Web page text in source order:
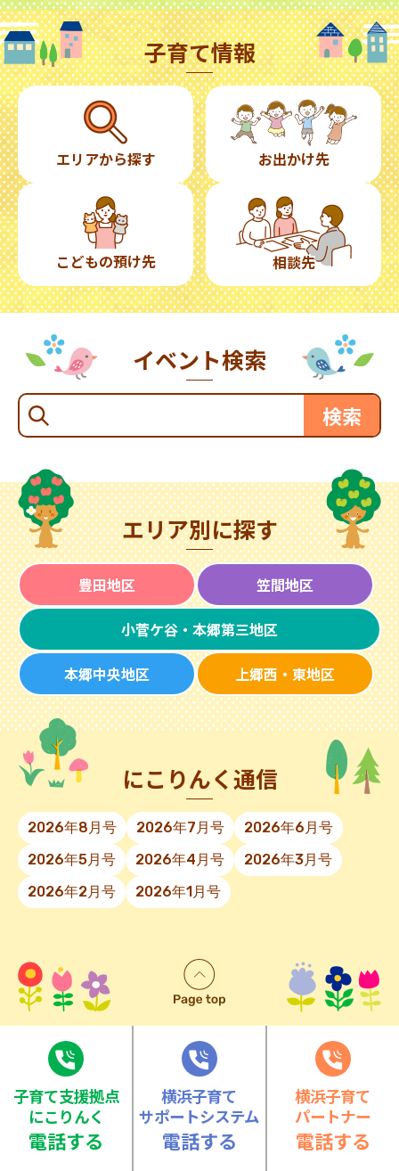
子育て情報
エリアから探す お出かけ先
こどもの預け先 相談先
イベント検索
エリア別に探す
豊田地区 笠間地区
小菅ケ谷・本郷第三地区
本郷中央地区 上郷西・東地区
にこりんく通信
2026年8月号 2026年7月号
2026年6月号
2026年5月号
2026年4月号
2026年3月号
2026年2月号
2026年1月号
⼦育て⽀援拠点
にこりんく
電話する
横浜子育て
サポートシステム
電話する
横浜子育て
パートナー
電話する